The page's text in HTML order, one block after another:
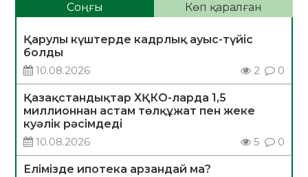
Соңғы Көп қаралған
Қарулы күштерде кадрлық ауыс-түйіс
болды
10.08.2026
2 0
Қазақстандықтар ХҚКО-ларда 1,5
миллионнан астам төлқұжат пен жеке
куәлік рәсімдеді
10.08.2026
5 0
Елімізде ипотека арзандай ма?